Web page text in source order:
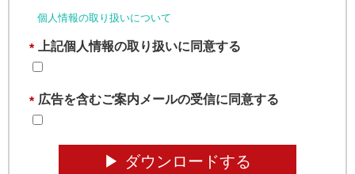
個人情報の取り扱いについて
* 上記個人情報の取り扱いに同意する
* 広告を含むご案内メールの受信に同意する
▶︎ ダウンロードする